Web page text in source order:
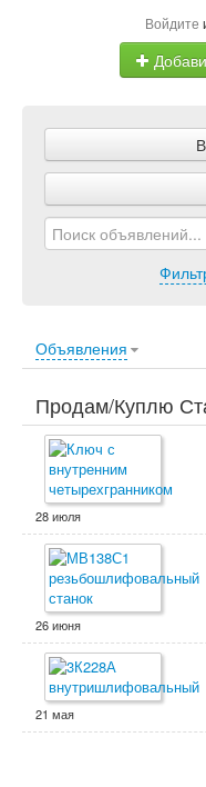
Войдите
Объявления
Продам/Куплю
28 июля
26 июня
21 мая